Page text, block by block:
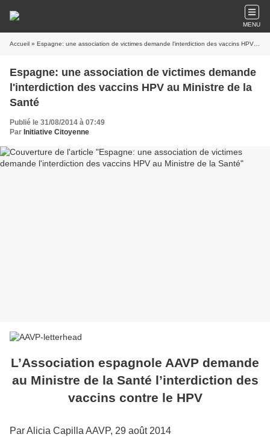
MENU
Accueil » Espagne: une association de victimes demande l'interdiction des vaccins HPV au Ministre de la Santé
Espagne: une association de victimes demande
l'interdiction des vaccins HPV au Ministre de la
Santé
Publié le 31/08/2014 à 07:49
Par Initiative Citoyenne
L’Association espagnole AAVP demande
au Ministre de la Santé l’interdiction des
vaccins contre le HPV
Par Alicia Capilla AAVP, 29 août 2014